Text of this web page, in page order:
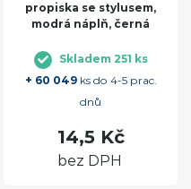
propiska se stylusem,
modrá náplň, černá
Skladem 251 ks
+ 60 049ks do 4-5 prac.
dnů
14,5 Kč
bez DPH